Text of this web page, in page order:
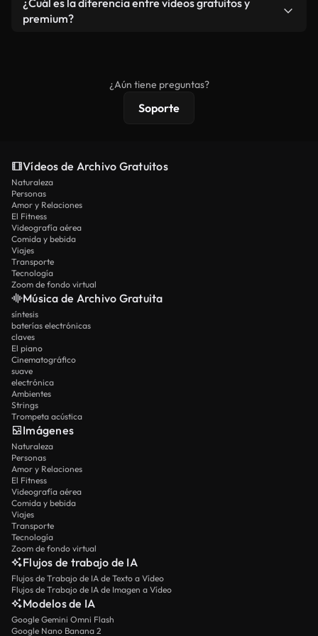
vídeos. Solo asegúrese de que el producto final no
¿Cuál es la diferencia entre videos gratuitos y
premium?
protecciones de licencia extendidas.
¿Aún tiene preguntas?
Soporte
Vídeos de Archivo Gratuitos
Naturaleza
Personas
Amor y Relaciones
El Fitness
Videografía aérea
Comida y bebida
Viajes
Transporte
Tecnología
Zoom de fondo virtual
Música de Archivo Gratuita
síntesis
baterías electrónicas
claves
El piano
Cinematográfico
suave
electrónica
Ambientes
Strings
Trompeta acústica
Imágenes
Naturaleza
Personas
Amor y Relaciones
El Fitness
Videografía aérea
Comida y bebida
Viajes
Transporte
Tecnología
Zoom de fondo virtual
Flujos de trabajo de IA
Flujos de Trabajo de IA de Texto a Vídeo
Flujos de Trabajo de IA de Imagen a Vídeo
Modelos de IA
Google Gemini Omni Flash
Google Nano Banana 2